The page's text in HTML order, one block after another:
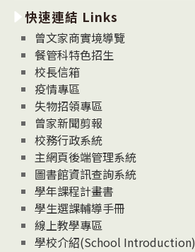
消
息
News
快速連結 Links
曾文家商實境導覽
餐管科特色招生
校長信箱
疫情專區
失物招領專區
曾家新聞剪報
校務行政系統
主網頁後端管理系統
圖書館資訊查詢系統
學年課程計畫書
學生選課輔導手冊
線上教學專區
學校介紹(School Introduction)